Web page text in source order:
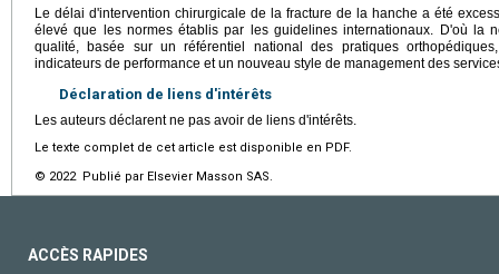
Le délai d'intervention chirurgicale de la fracture de la hanche a été
élevé que les normes établis par les guidelines internationaux. D'où la
qualité, basée sur un référentiel national des pratiques
indicateurs de performance et un nouveau style de management des
Déclaration de liens d'intérêts
Les auteurs déclarent ne pas avoir de liens d'intérêts.
Le texte complet de cet article est disponible en PDF.
© 2022 Publié par Elsevier Masson SAS.
ACCÈS RAPIDES